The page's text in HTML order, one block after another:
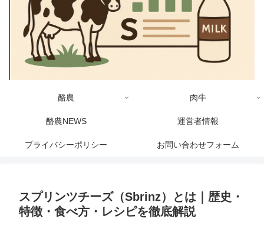
酪農 肉牛
酪農NEWS 運営者情報
プライバシーポリシー お問い合わせフォーム
スプリンツチーズ（Sbrinz）とは｜歴史・
特徴・食べ方・レシピを徹底解説